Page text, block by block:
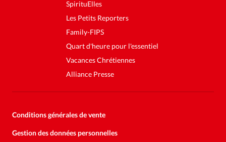
SpirituElles
Les Petits Reporters
Family-FIPS
Quart d'heure pour l'essentiel
Vacances Chrétiennes
Alliance Presse
Conditions générales de vente
Gestion des données personnelles